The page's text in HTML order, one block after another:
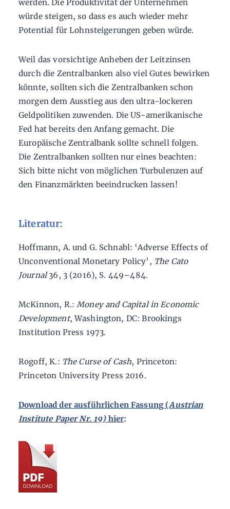
werden. Die Produktivität der Unternehmen
würde steigen, so dass es auch wieder mehr
Potential für Lohnsteigerungen geben würde.
Weil das vorsichtige Anheben der Leitzinsen
durch die Zentralbanken also viel Gutes bewirken
könnte, sollten sich die Zentralbanken schon
morgen dem Ausstieg aus den ultra-lockeren
Geldpolitiken zuwenden. Die US-amerikanische
Fed hat bereits den Anfang gemacht. Die
Europäische Zentralbank sollte schnell folgen.
Die Zentralbanken sollten nur eines beachten:
Sich bitte nicht von möglichen Turbulenzen auf
den Finanzmärkten beeindrucken lassen!
Literatur:
Hoffmann, A. und G. Schnabl: ‘Adverse Effects of
Unconventional Monetary Policy’, The Cato
Journal36, 3 (2016), S. 449–484.
McKinnon, R.: Money and Capital in Economic
Development, Washington, DC: Brookings
Institution Press 1973.
Rogoff, K.: The Curse of Cash, Princeton:
Princeton University Press 2016.
Download der ausführlichen Fassung (Austrian
Institute Paper Nr. 19) hier: